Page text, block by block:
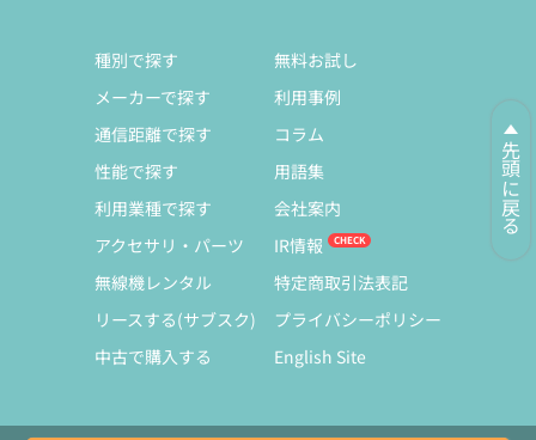
先頭に戻る
種別で探す
メーカーで探す
通信距離で探す
性能で探す
利用業種で探す
アクセサリ・パーツ
無線機レンタル
リースする(サブスク)
中古で購入する
無料お試し
利用事例
コラム
用語集
会社案内
IR情報
特定商取引法表記
プライバシーポリシー
English Site